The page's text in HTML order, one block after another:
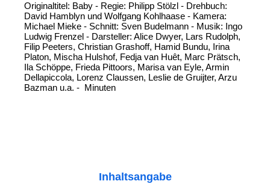
Originaltitel: Baby - Regie: Philipp Stölzl - Drehbuch:
David Hamblyn und Wolfgang Kohlhaase - Kamera:
Michael Mieke - Schnitt: Sven Budelmann - Musik: Ingo
Ludwig Frenzel - Darsteller: Alice Dwyer, Lars Rudolph,
Filip Peeters, Christian Grashoff, Hamid Bundu, Irina
Platon, Mischa Hulshof, Fedja van Huêt, Marc Prätsch,
Ila Schöppe, Frieda Pittoors, Marisa van Eyle, Armin
Dellapiccola, Lorenz Claussen, Leslie de Gruijter, Arzu
Bazman u.a. - Minuten
Inhaltsangabe